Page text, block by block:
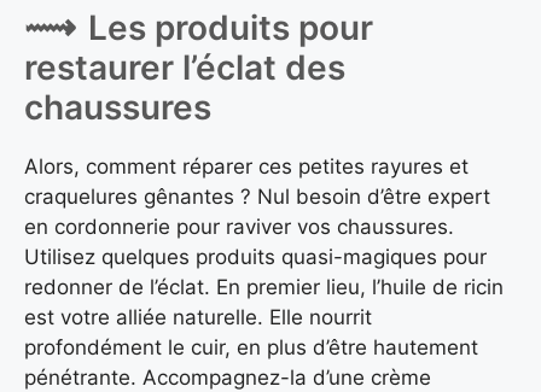
Les produits pour
restaurer l’éclat des
chaussures
Alors, comment réparer ces petites rayures et
craquelures gênantes ? Nul besoin d’être expert
en cordonnerie pour raviver vos chaussures.
Utilisez quelques produits quasi-magiques pour
redonner de l’éclat. En premier lieu, l’huile de ricin
est votre alliée naturelle. Elle nourrit
profondément le cuir, en plus d’être hautement
pénétrante. Accompagnez-la d’une crème